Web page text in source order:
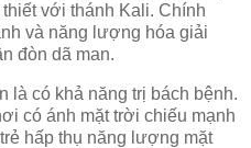
với thánh Kali. Chính
và năng lượng hóa giải
đòn dã man.
là có khả năng trị bách bệnh.
có ánh mặt trời chiếu mạnh
hấp thụ năng lượng mặt